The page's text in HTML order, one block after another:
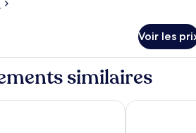
Voir les
similaires
Hotel